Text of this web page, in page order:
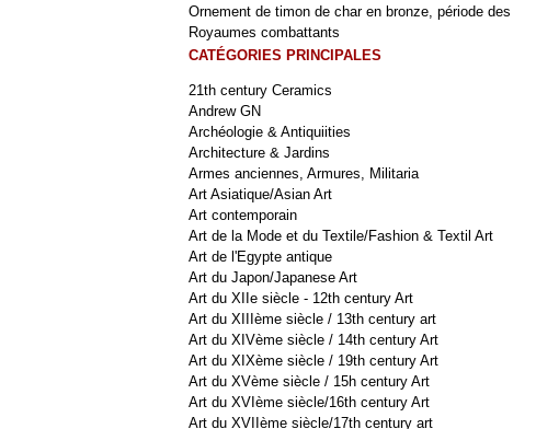
Ornement de timon de char en bronze, période des
Royaumes combattants
CATÉGORIES PRINCIPALES
21th century Ceramics
Andrew GN
Archéologie & Antiquiities
Architecture & Jardins
Armes anciennes, Armures, Militaria
Art Asiatique/Asian Art
Art contemporain
Art de la Mode et du Textile/Fashion & Textil Art
Art de l'Egypte antique
Art du Japon/Japanese Art
Art du XIIe siècle - 12th century Art
Art du XIIIème siècle / 13th century art
Art du XIVème siècle / 14th century Art
Art du XIXème siècle / 19th century Art
Art du XVème siècle / 15h century Art
Art du XVIème siècle/16th century Art
Art du XVIIème siècle/17th century art